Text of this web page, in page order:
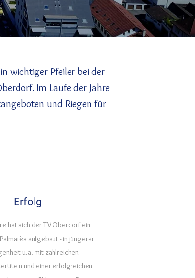
wichtiger Pfeiler bei der
Im Laufe der Jahre
und Riegen für
Erfolg
hat sich der TV Oberdorf ein
aufgebaut - in jüngerer
u.a. mit zahlreichen
und einer erfolgreichen